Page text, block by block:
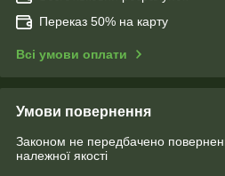
Переказ 50% на карту
Всі умови оплати
Умови повернення
Законом не передбачено
належної якості